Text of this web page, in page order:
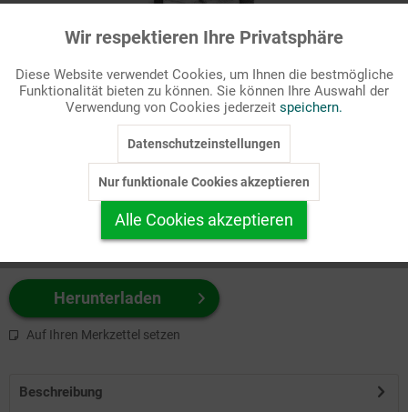
Passende Stichworte
Kirchenjahr, Ostern
zuerst Ihr Produktformat aus.
z.B. Farbe-Grafik, Schwarz-Weiß-Grafik, mit/ohne Text ...
Herunterladen
Auf Ihren Merkzettel setzen
Beschreibung
Funktionale Aktiv
Marketing Inaktiv
Personalisierung Inaktiv
Service
Wir respektieren Ihre Privatsphäre
Diese Website verwendet Cookies, um Ihnen die bestmögliche
Funktionalität bieten zu können. Sie können Ihre Auswahl der
Verwendung von Cookies jederzeit speichern.
Datenschutzeinstellungen
Nur funktionale Cookies akzeptieren
Alle Cookies akzeptieren